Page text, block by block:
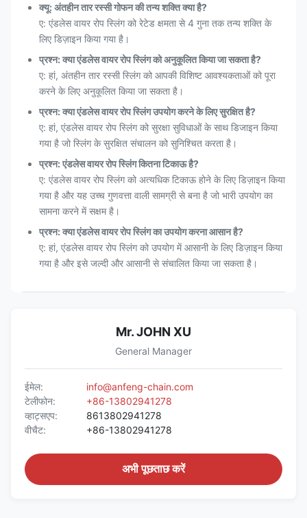
क्यू: अंतहीन तार रस्सी गोफन की तन्य शक्ति क्या है?
ए: एंडलेस वायर रोप स्लिंग को रेटेड क्षमता से 4 गुना तक तन्य शक्ति के
लिए डिज़ाइन किया गया है।
प्रश्न: क्या एंडलेस वायर रोप स्लिंग को अनुकूलित किया जा सकता है?
ए: हां, अंतहीन तार रस्सी स्लिंग को आपकी विशिष्ट आवश्यकताओं को पूरा
करने के लिए अनुकूलित किया जा सकता है।
प्रश्न: क्या एंडलेस वायर रोप स्लिंग उपयोग करने के लिए सुरक्षित है?
ए: हां, एंडलेस वायर रोप स्लिंग को सुरक्षा सुविधाओं के साथ डिजाइन किया
गया है जो स्लिंग के सुरक्षित संचालन को सुनिश्चित करता है।
प्रश्न: एंडलेस वायर रोप स्लिंग कितना टिकाऊ है?
ए: एंडलेस वायर रोप स्लिंग को अत्यधिक टिकाऊ होने के लिए डिज़ाइन किया
गया है और यह उच्च गुणवत्ता वाली सामग्री से बना है जो भारी उपयोग का
सामना करने में सक्षम है।
प्रश्न: क्या एंडलेस वायर रोप स्लिंग का उपयोग करना आसान है?
ए: हां, एंडलेस वायर रोप स्लिंग को उपयोग में आसानी के लिए डिज़ाइन किया
गया है और इसे जल्दी और आसानी से संचालित किया जा सकता है।
Mr. JOHN XU
General Manager
ईमेल:
info@anfeng-chain.com
टेलीफोन:
+86-13802941278
व्हाट्सएप:
8613802941278
वीचैट:
+86-13802941278
अभी पूछताछ करें